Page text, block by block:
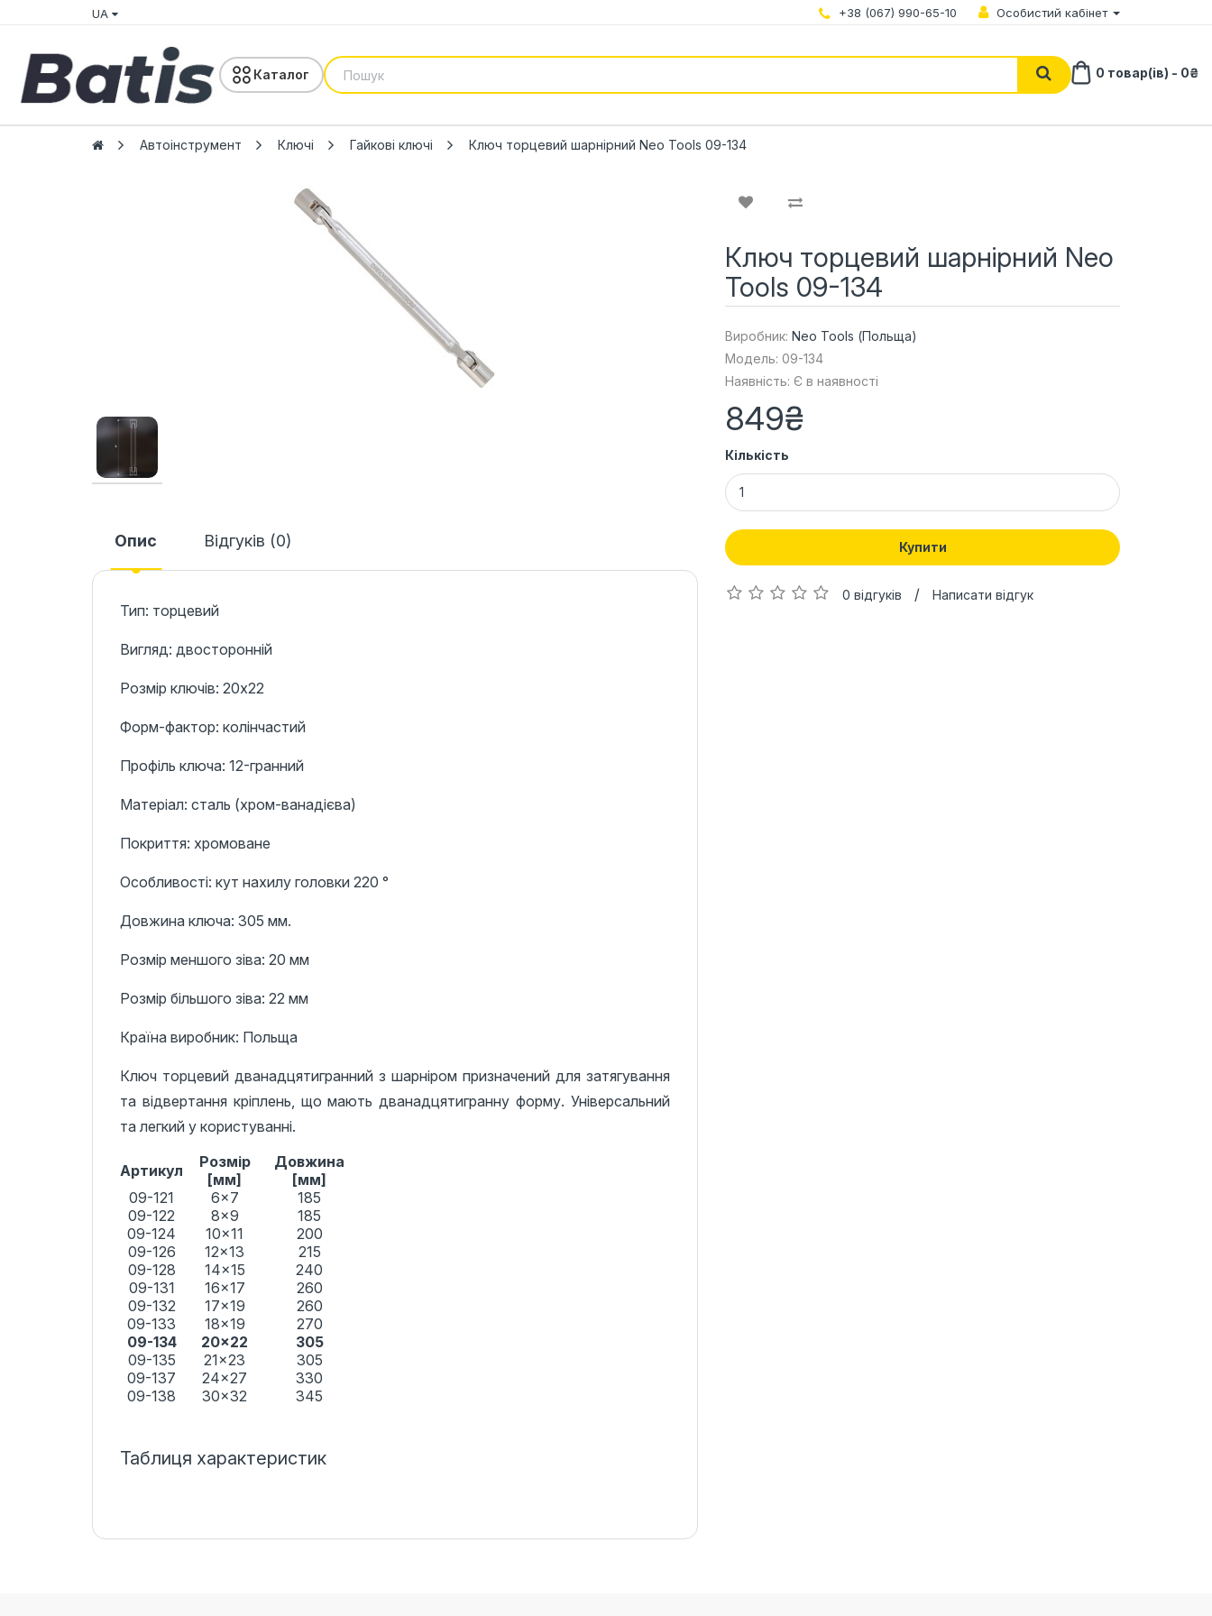
UA +38 (067) 990-65-10 Особистий кабінет
Каталог 0 товар(ів) - 0₴
Автоінструмент Ключі Гайкові ключі Ключ торцевий шарнірний Neo Tools 09-134
Опис Відгуків (0)
Тип: торцевий
Вигляд: двосторонній
Розмір ключів: 20х22
Форм-фактор: колінчастий
Профіль ключа: 12-гранний
Матеріал: сталь (хром-ванадієва)
Покриття: хромоване
Особливості: кут нахилу головки 220 °
Довжина ключа: 305 мм.
Розмір меншого зіва: 20 мм
Розмір більшого зіва: 22 мм
Країна виробник: Польща
Ключ торцевий дванадцятигранний з шарніром призначений для затягування
та відвертання кріплень, що мають дванадцятигранну форму. Універсальний
та легкий у користуванні.
Артикул
Розмір
[мм]
Довжина
[мм]
09-121
6x7
185
09-122
8x9
185
09-124
10x11
200
09-126
12x13
215
09-128
14x15
240
09-131
16x17
260
09-132
17x19
260
09-133
18x19
270
09-134
20x22
305
09-135
21x23
305
09-137
24x27
330
09-138
30x32 345
Таблиця характеристик
Ключ торцевий шарнірний Neo
Tools 09-134
Виробник: Neo Tools (Польща)
Модель: 09-134
Наявність: Є в наявності
849₴
Кількість
Купити
0 відгуків / Написати відгук